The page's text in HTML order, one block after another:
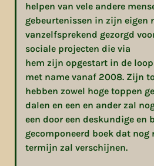
helpen van vele andere
gebeurtenissen in zijn eigen
vanzelfsprekend gezorgd
sociale projecten die via
hem zijn opgestart in de
met name vanaf 2008. Zijn
hebben zowel hoge toppen
dalen en een en ander zal
een door een deskundige en
gecomponeerd boek dat nog
termijn zal verschijnen.